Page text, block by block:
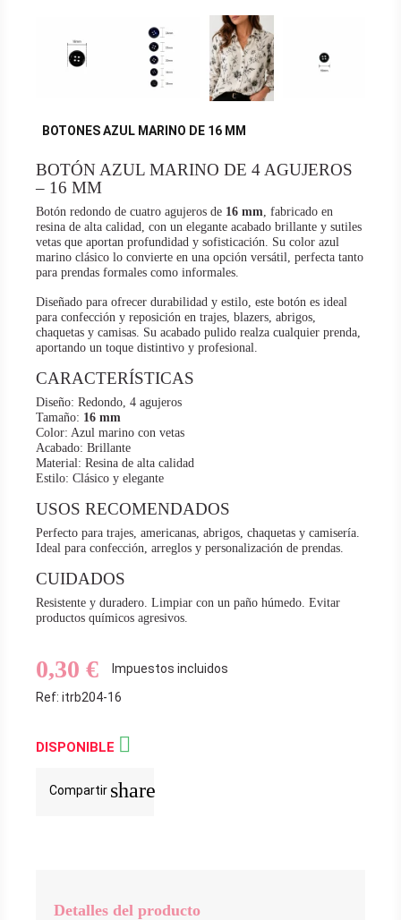
BOTONES AZUL MARINO DE 16 MM
BOTÓN AZUL MARINO DE 4 AGUJEROS
– 16 MM
Botón redondo de cuatro agujeros de 16 mm , fabricado en
resina de alta calidad, con un elegante acabado brillante y sutiles
vetas que aportan profundidad y sofisticación. Su color azul
marino clásico lo convierte en una opción versátil, perfecta tanto
para prendas formales como informales.
Diseñado para ofrecer durabilidad y estilo, este botón es ideal
para confección y reposición en trajes, blazers, abrigos,
chaquetas y camisas. Su acabado pulido realza cualquier prenda,
aportando un toque distintivo y profesional.
CARACTERÍSTICAS
Diseño: Redondo, 4 agujeros
Tamaño: 16 mm
Color: Azul marino con vetas
Acabado: Brillante
Material: Resina de alta calidad
Estilo: Clásico y elegante
USOS RECOMENDADOS
Perfecto para trajes, americanas, abrigos, chaquetas y camisería.
Ideal para confección, arreglos y personalización de prendas.
CUIDADOS
Resistente y duradero. Limpiar con un paño húmedo. Evitar
productos químicos agresivos.
0,30 €
Impuestos incluidos
Ref: itrb204-16
DISPONIBLE 
Compartir share
Detalles del producto